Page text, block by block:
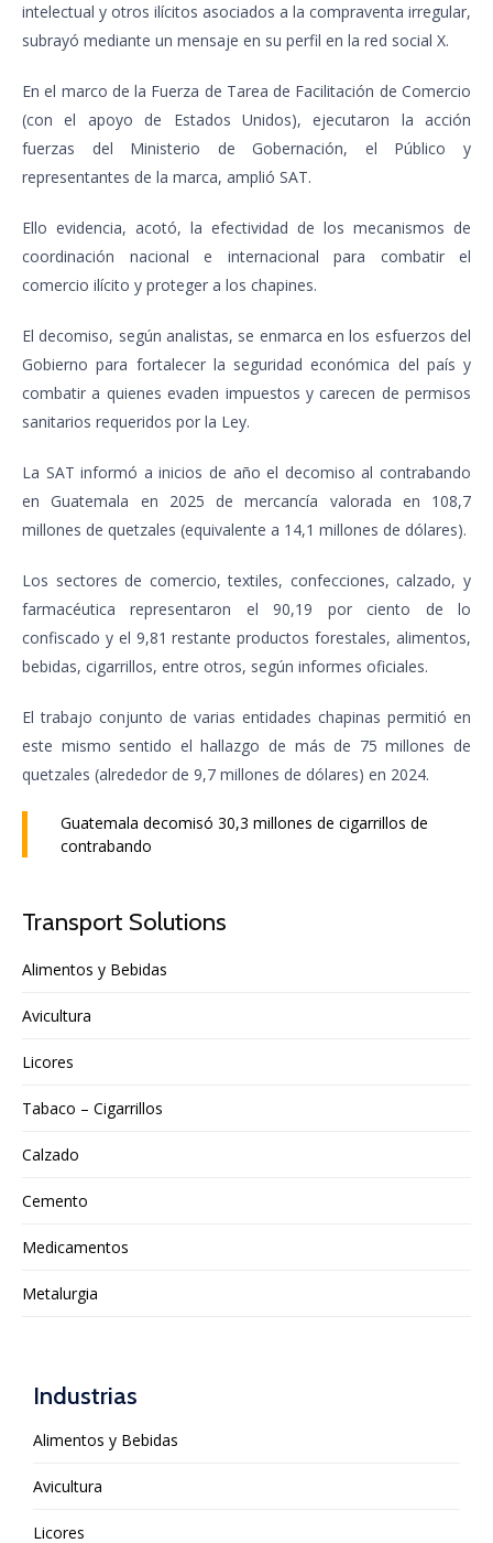
intelectual y otros ilícitos asociados a la compraventa irregular,
subrayó mediante un mensaje en su perfil en la red social X.
En el marco de la Fuerza de Tarea de Facilitación de Comercio
(con el apoyo de Estados Unidos), ejecutaron la acción
fuerzas del Ministerio de Gobernación, el Público y
representantes de la marca, amplió SAT.
Ello evidencia, acotó, la efectividad de los mecanismos de
coordinación nacional e internacional para combatir el
comercio ilícito y proteger a los chapines.
El decomiso, según analistas, se enmarca en los esfuerzos del
Gobierno para fortalecer la seguridad económica del país y
combatir a quienes evaden impuestos y carecen de permisos
sanitarios requeridos por la Ley.
La SAT informó a inicios de año el decomiso al contrabando
en Guatemala en 2025 de mercancía valorada en 108,7
millones de quetzales (equivalente a 14,1 millones de dólares).
Los sectores de comercio, textiles, confecciones, calzado, y
farmacéutica representaron el 90,19 por ciento de lo
confiscado y el 9,81 restante productos forestales, alimentos,
bebidas, cigarrillos, entre otros, según informes oficiales.
El trabajo conjunto de varias entidades chapinas permitió en
este mismo sentido el hallazgo de más de 75 millones de
quetzales (alrededor de 9,7 millones de dólares) en 2024.
Guatemala decomisó 30,3 millones de cigarrillos de
contrabando
Transport Solutions
Alimentos y Bebidas
Avicultura
Licores
Tabaco – Cigarrillos
Calzado
Cemento
Medicamentos
Metalurgia
Industrias
Alimentos y Bebidas
Avicultura
Licores